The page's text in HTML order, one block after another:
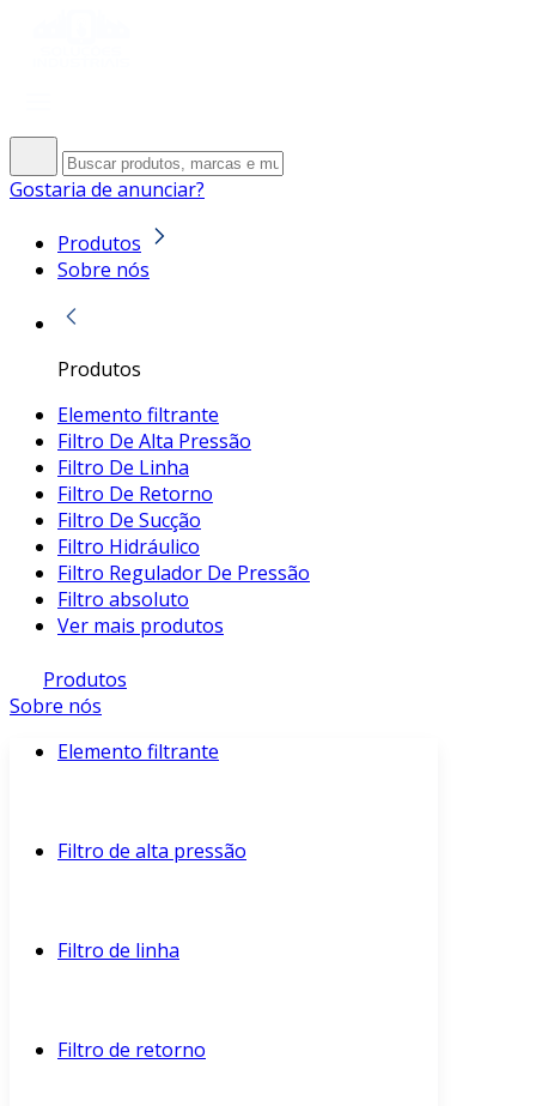
Gostaria de anunciar?
Produtos
Sobre nós
Produtos
Elemento filtrante
Filtro De Alta Pressão
Filtro De Linha
Filtro De Retorno
Filtro De Sucção
Filtro Hidráulico
Filtro Regulador De Pressão
Filtro absoluto
Ver mais produtos
Produtos
Sobre nós
Elemento filtrante
Filtro de alta pressão
Filtro de linha
Filtro de retorno